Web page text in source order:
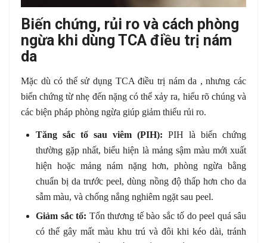
Biến chứng, rủi ro và cách phòng
ngừa khi dùng TCA điều trị nám
da
Mặc dù có thể sử dụng TCA điều trị nám da , nhưng các
biến chứng từ nhẹ đến nặng có thể xảy ra, hiểu rõ chúng và
các biện pháp phòng ngừa giúp giảm thiểu rủi ro.
Tăng sắc tố sau viêm (PIH): PIH là biến chứng
thường gặp nhất, biểu hiện là mảng sậm màu mới xuất
hiện hoặc mảng nám nặng hơn, phòng ngừa bằng
chuẩn bị da trước peel, dùng nồng độ thấp hơn cho da
sẫm màu, và chống nắng nghiêm ngặt sau peel.
Giảm sắc tố: Tổn thương tế bào sắc tố do peel quá sâu
có thể gây mất màu khu trú và đôi khi kéo dài, tránh